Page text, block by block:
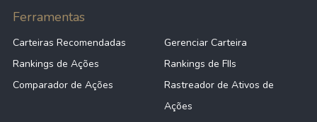
Ferramentas
Carteiras Recomendadas
Gerenciar Carteira
Rankings de Ações
Rankings de FIIs
Comparador de Ações
Rastreador de Ativos de
Ações